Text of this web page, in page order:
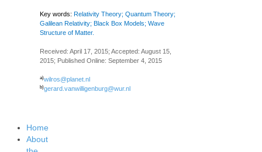
Key words: Relativity Theory; Quantum Theory;
Galilean Relativity; Black Box Models; Wave
Structure of Matter.
Received: April 17, 2015; Accepted: August 15,
2015; Published Online: September 4, 2015
a)wilros@planet.nl
b)gerard.vanwilligenburg@wur.nl
Home
About